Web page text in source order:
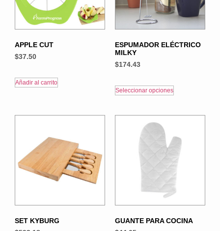
APPLE CUT
$37.50
Añadir al carrito
ESPUMADOR ELÉCTRICO
MILKY
$174.43
Seleccionar opciones
SET KYBURG GUANTE PARA COCINA